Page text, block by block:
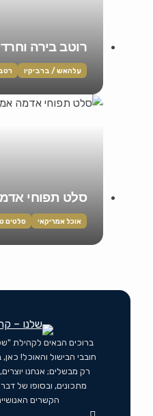
רוטב בירה
עלהאש / ברביקיו
סלט תפוחי
אוכל אמריקאי סלטים
ברוכים הבאים לקהילת
חובבי הבישול והאוכל!
רק מבשלים; אנחנו
מתכונים, ובסופו של
הקשרים